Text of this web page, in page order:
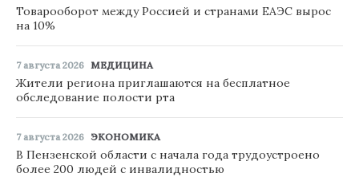
Товарооборот между Россией и странами ЕАЭС вырос
на 10%
7 августа 2026 МЕДИЦИНА
Жители региона приглашаются на бесплатное
обследование полости рта
7 августа 2026 ЭКОНОМИКА
В Пензенской области с начала года трудоустроено
более 200 людей с инвалидностью